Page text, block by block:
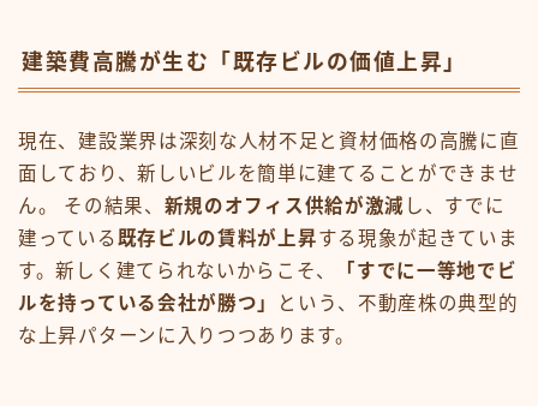
建築費高騰が生む「既存ビルの価値上昇」
現在、建設業界は深刻な人材不足と資材価格の高騰に直
面しており、新しいビルを簡単に建てることができませ
ん。 その結果、 新規のオフィス供給が激減 し、すでに
建っている既存ビルの賃料が上昇する現象が起きていま
す。新しく建てられないからこそ、
「すでに一等地でビ
ルを持っている会社が勝つ」
という、不動産株の典型的
な上昇パターンに入りつつあります。